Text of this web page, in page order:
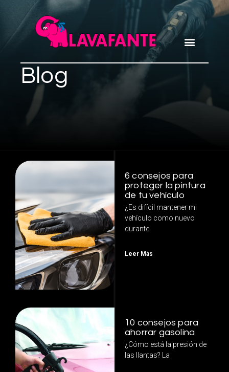
Blog
6 consejos para
proteger la pintura
de tu vehículo
¿Es difícil mantener mi
vehículo como nuevo
durante
Leer Más
10 consejos para
ahorrar gasolina
¿Cómo está la presión de
las llantas? La